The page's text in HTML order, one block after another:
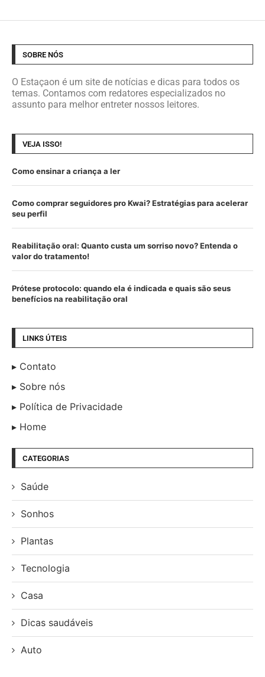
SOBRE NÓS
O Estaçaon é um site de notícias e dicas para todos os
temas. Contamos com redatores especializados no
assunto para melhor entreter nossos leitores.
VEJA ISSO!
Como ensinar a criança a ler
Como comprar seguidores pro Kwai? Estratégias para acelerar
seu perfil
Reabilitação oral: Quanto custa um sorriso novo? Entenda o
valor do tratamento!
Prótese protocolo: quando ela é indicada e quais são seus
benefícios na reabilitação oral
LINKS ÚTEIS
Contato
Sobre nós
Política de Privacidade
Home
CATEGORIAS
Saúde
Sonhos
Plantas
Tecnologia
Casa
Dicas saudáveis
Auto